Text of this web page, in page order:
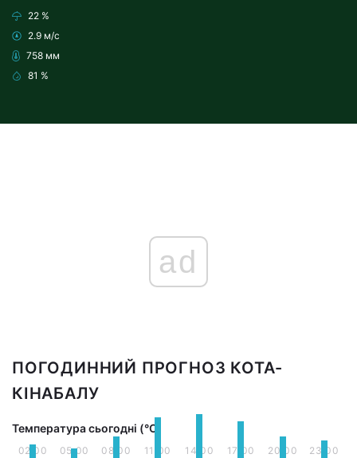
22 %
2.9 м/с
758 мм
81 %
ad
ПОГОДИННИЙ ПРОГНОЗ КОТА-
КІНАБАЛУ
Температура сьогодні (°С)
02:00 05:00 08:00 11:00 14:00 17:00 20:00 23:00